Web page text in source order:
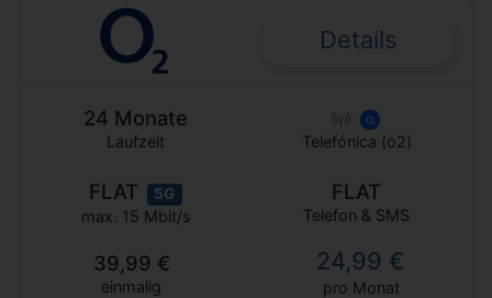
Details
24 Monate
Laufzeit Telefónica (o2)
FLAT 5G
max. 15 Mbit/s
FLAT
Telefon & SMS
39,99 €
einmalig
24,99 €
pro Monat